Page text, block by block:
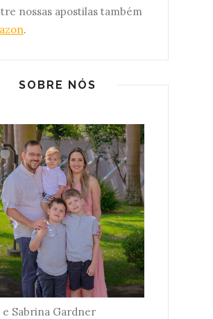
nossas apostilas também
.
SOBRE NÓS
e Sabrina Gardner